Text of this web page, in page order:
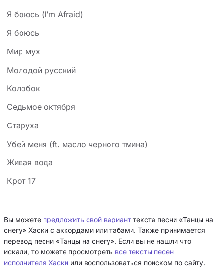
Я боюсь (I’m Afraid)
Я боюсь
Мир мух
Молодой русский
Колобок
Седьмое октября
Старуха
Убей меня (ft. масло черного тмина)
Живая вода
Крот 17
Вы можете предложить свой вариант текста песни «Танцы на
снегу» Хаски с аккордами или табами. Также принимается
перевод песни «Танцы на снегу». Если вы не нашли что
искали, то можете просмотреть все тексты песен
исполнителя Хаски или воспользоваться поиском по сайту.